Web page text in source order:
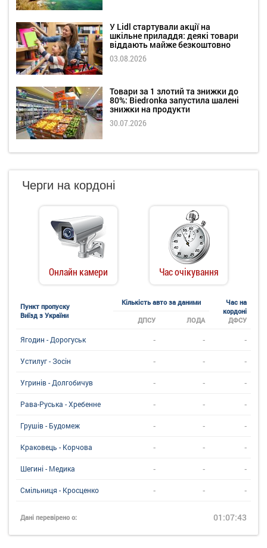
У Lidl стартували акції на
шкільне приладдя: деякі товари
віддають майже безкоштовно
03.08.2026
Товари за 1 злотий та знижки до
80%: Biedronka запустила шалені
знижки на продукти
30.07.2026
Черги на кордоні
Онлайн камери Час очікування
Пункт пропуску
Виїзд з України
Кількість авто за даними
Час на
кордоні
ДФСУ
ДПСУ ЛОДА
Ягодин - Дорогуськ - - -
Устилуг - Зосін - - -
Угринiв - Долгобичув - - -
Рава-Руська - Хребенне - - -
Грушів - Будомеж - - -
Краковець - Корчова - - -
Шегині - Медика - - -
Смільниця - Кросценко - - -
Дані перевірено о: 01:07:43